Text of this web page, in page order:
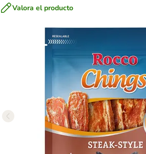
Valora el producto